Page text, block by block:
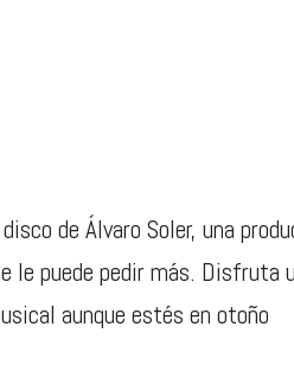
de Álvaro Soler, una
le puede pedir más. Disfruta
aunque estés en otoño